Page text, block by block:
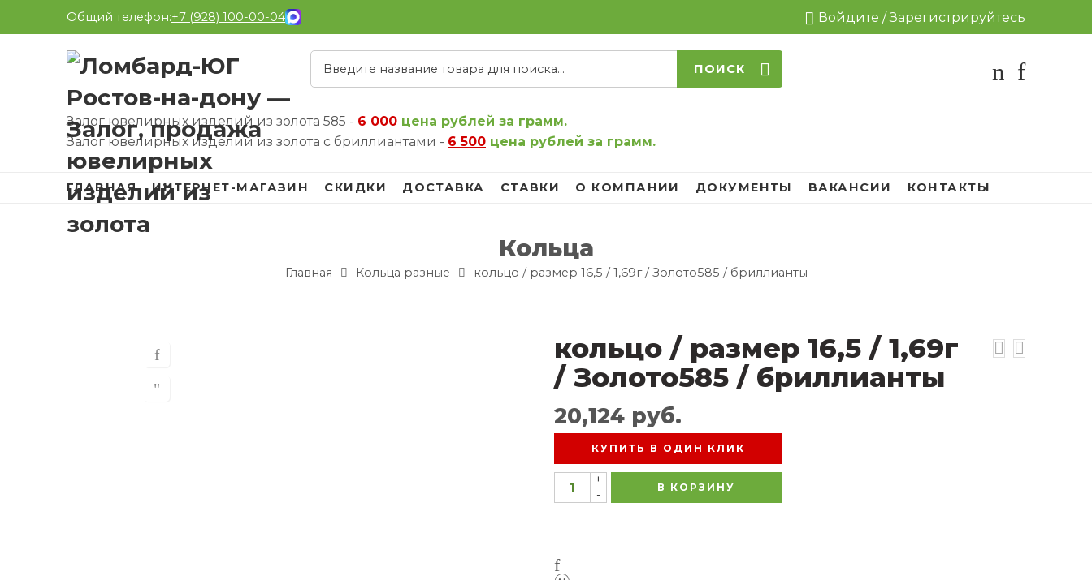
Общий телефон:+7 (928) 100-00-04 Войдите / Зарегистрируйтесь
ПОИСК
Залог ювелирных изделий из золота 585 - 6 000 цена рублей за грамм.
Залог ювелирных изделий из золота с бриллиантами - 6 500 цена рублей за грамм.
ГЛАВНАЯ ИНТЕРНЕТ-МАГАЗИН СКИДКИ ДОСТАВКА СТАВКИ О КОМПАНИИ ДОКУМЕНТЫ ВАКАНСИИ КОНТАКТЫ
Кольца
Главная Кольца разные кольцо / размер 16,5 / 1,69г / Золото585 / бриллианты
кольцо / размер 16,5 / 1,69г
/ Золото585 / бриллианты
20,124 руб.
КУПИТЬ В ОДИН КЛИК
+
-
В КОРЗИНУ